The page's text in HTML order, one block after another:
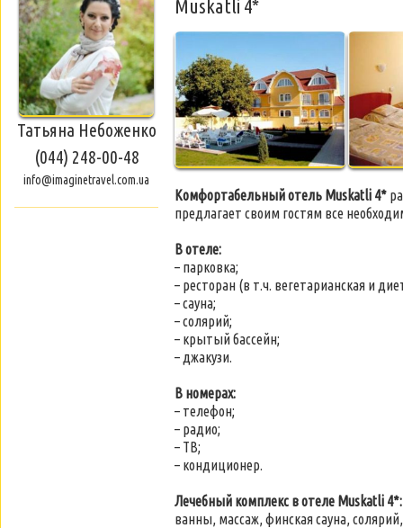
Татьяна Небоженко
(044) 248-00-48
info@imaginetravel.com.ua
Muskatli 4*
Комфортабельный отель Muskatli 4*
предлагает своим гостям все
В отеле:
– парковка;
– ресторан (в т.ч. вегетарианская и
– сауна;
– солярий;
– крытый бассейн;
– джакузи.
В номерах:
– телефон;
– радио;
– ТВ;
– кондиционер.
Лечебный комплекс в отеле Muskatli 4*:
ванны, массаж, финская сауна,